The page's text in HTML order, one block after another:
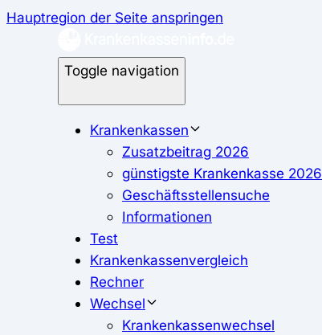
Hauptregion der Seite anspringen
Toggle navigation
Krankenkassen
Zusatzbeitrag 2026
günstigste Krankenkasse 2026
Geschäftsstellensuche
Informationen
Test
Krankenkassenvergleich
Rechner
Wechsel
Krankenkassenwechsel